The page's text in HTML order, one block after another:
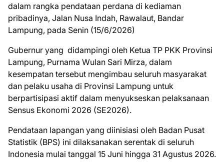
dalam rangka pendataan perdana di kediaman
pribadinya, Jalan Nusa Indah, Rawalaut, Bandar
Lampung, pada Senin (15/6/2026)
Gubernur yang didampingi oleh Ketua TP PKK Provinsi
Lampung, Purnama Wulan Sari Mirza, dalam
kesempatan tersebut mengimbau seluruh masyarakat
dan pelaku usaha di Provinsi Lampung untuk
berpartisipasi aktif dalam menyukseskan pelaksanaan
Sensus Ekonomi 2026 (SE2026).
Pendataan lapangan yang diinisiasi oleh Badan Pusat
Statistik (BPS) ini dilaksanakan serentak di seluruh
Indonesia mulai tanggal 15 Juni hingga 31 Agustus 2026.